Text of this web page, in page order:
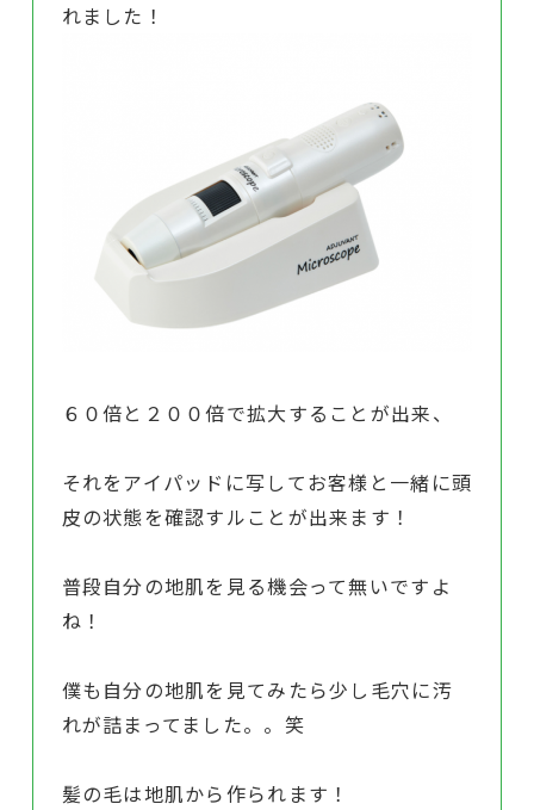
れました！
６０倍と２００倍で拡大することが出来、
それをアイパッドに写してお客様と一緒に頭
皮の状態を確認すルことが出来ます！
普段自分の地肌を見る機会って無いですよ
ね！
僕も自分の地肌を見てみたら少し毛穴に汚
れが詰まってました。。笑
髪の毛は地肌から作られます！